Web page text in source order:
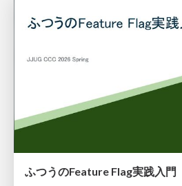
ふつうのFeature Flag実践入門